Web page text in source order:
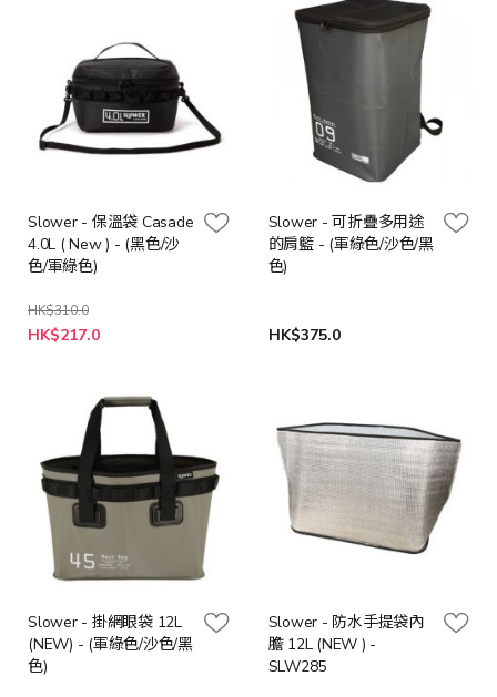
Slower - 保溫袋 Casade
4.0L ( New ) - (黑色/沙
色/軍綠色)
HK$310.0
HK$217.0
Slower - 可折疊多用途
的肩籃 - (軍綠色/沙色/黑
色)
HK$375.0
Slower - 掛網眼袋 12L
(NEW) - (軍綠色/沙色/黑
色)
Slower - 防水手提袋內
膽 12L (NEW ) -
SLW285